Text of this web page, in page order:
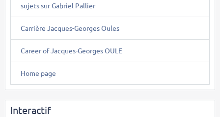
sujets sur Gabriel Pallier
Carrière Jacques-Georges Oules
Career of Jacques-Georges OULE
Home page
Interactif